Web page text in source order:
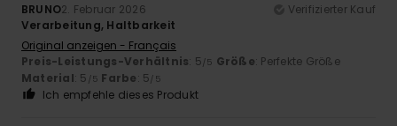
BRUNO2. Februar 2026
Verifizierter Kauf
Verarbeitung, Haltbarkeit
Original anzeigen - Français
Preis-Leistungs-Verhältnis: 5 /5 Größe: Perfekte Größe
Material: 5 /5 Farbe: 5 /5
Ich empfehle dieses Produkt